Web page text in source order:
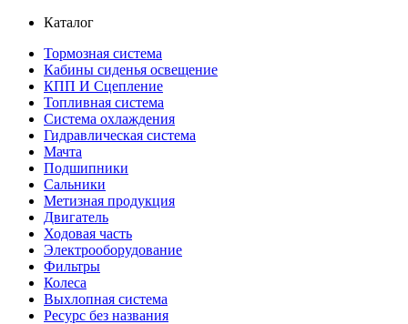
Каталог
Тормозная система
Кабины сиденья освещение
КПП И Сцепление
Топливная система
Система охлаждения
Гидравлическая система
Мачта
Подшипники
Сальники
Метизная продукция
Двигатель
Ходовая часть
Электрооборудование
Фильтры
Колеса
Выхлопная система
Ресурс без названия